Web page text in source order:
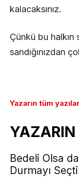
kalacaksınız.
Çünkü bu halkın
sandığınızdan
Yazarın tüm
YAZARIN
Bedeli Olsa
Durmayı